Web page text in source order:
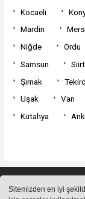
Sitemizden en iyi
Kocaeli
Mardin
Niğde
Ordu
Samsun
Siirt
Şırnak
Uşak
Van
Kütahya